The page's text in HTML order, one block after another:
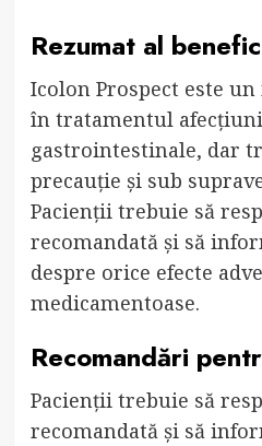
Rezumat al
Icolon Prospect este
în tratamentul
gastrointestinale, dar
precauție și sub
Pacienții trebuie să
recomandată și să
despre orice efecte
medicamentoase.
Recomandări
Pacienții trebuie să
recomandată și să